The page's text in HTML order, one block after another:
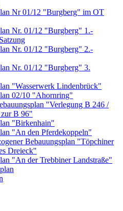
Nr 01/12 "Burgberg" im OT
Nr. 01/12 "Burgberg" 1.-
Nr. 01/12 "Burgberg" 2.-
Nr. 01/12 "Burgberg" 3.
"Wasserwerk Lindenbrück"
02/10 "Ahornring"
"Verlegung B 246 /
B 96"
"Birkenhain"
"An den Pferdekoppeln"
Bebauungsplan "Töpchiner
Dreieck"
"An der Trebbiner Landstraße"